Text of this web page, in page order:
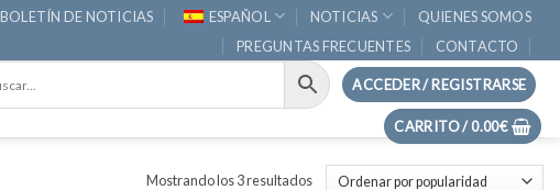
BOLETÍN DE NOTICIAS ESPAÑOL NOTICIAS
QUIENES SOMOS
PREGUNTAS FRECUENTES
CONTACTO
ACCEDER / REGISTRARSE
CARRITO /0.00€
Mostrando los 3 resultadosOrdenado